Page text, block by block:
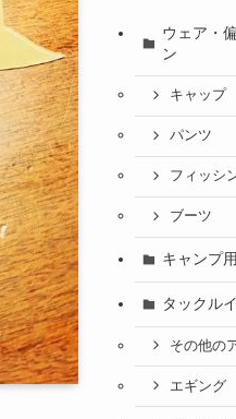
ウェア・
ン
キャップ
パンツ
フィッシ
ブーツ
キャンプ
タックル
その他の
エギング